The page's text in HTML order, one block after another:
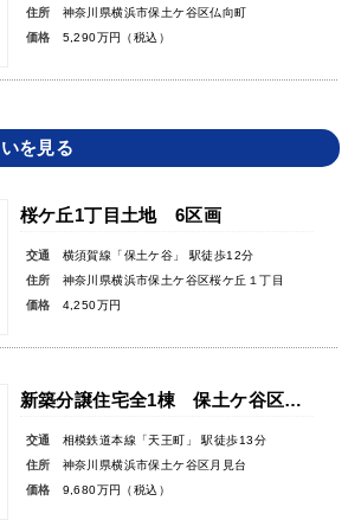
住所
神奈川県横浜市保土ケ谷区仏向町
価格
5,290万円（税込）
を見る
桜ケ丘1丁目土地 6区画
交通
横須賀線「保土ケ谷」 駅徒歩12分
住所
神奈川県横浜市保土ケ谷区桜ケ丘１丁目
価格
4,250万円
新築分譲住宅全1棟 保土ケ谷区月見台
交通
相模鉄道本線「天王町」 駅徒歩13分
住所
神奈川県横浜市保土ケ谷区月見台
価格
9,680万円（税込）